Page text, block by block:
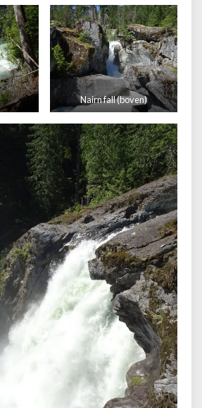
Nairn fall (boven)